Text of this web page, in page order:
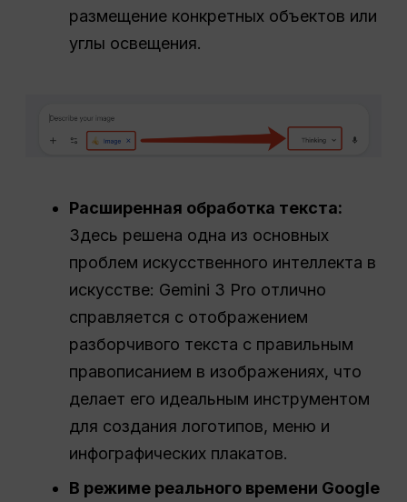
размещение конкретных объектов или
углы освещения.
Расширенная обработка текста:
Здесь решена одна из основных
проблем искусственного интеллекта в
искусстве: Gemini 3 Pro отлично
справляется с отображением
разборчивого текста с правильным
правописанием в изображениях, что
делает его идеальным инструментом
для создания логотипов, меню и
инфографических плакатов.
В режиме реального времени Google